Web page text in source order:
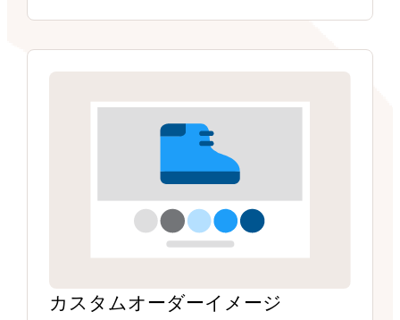
カスタムオーダーイメージ